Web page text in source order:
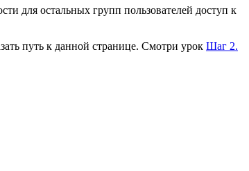
для остальных групп пользователей доступ к
путь к данной странице. Смотри урок Шаг 2.